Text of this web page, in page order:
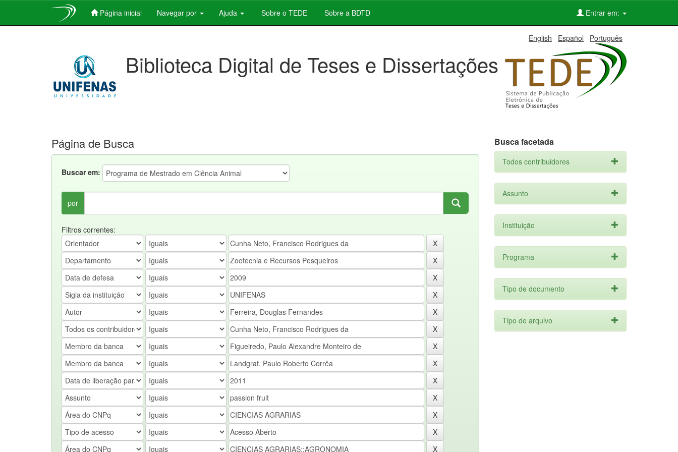
Página inicial Navegar por Ajuda Sobre o TEDE Sobre a BDTD Entrar em:
English Español Português
Biblioteca Digital de Teses e Dissertações
Página de Busca
Buscar em:
por
Filtros correntes:
Busca facetada
Todos contribuidores
Assunto
Instituição
Programa
Tipo de documento
Tipo de arquivo